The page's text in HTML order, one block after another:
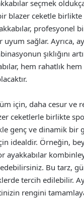
seçmek
blazer ceketle
profesyonel
sağlar. Ayrıca,
şıklığını
hem rahatlık hem
için, daha cesur ve
ceketlerle birlikte
genç ve dinamik bir
idealdir. Örneğin,
ayakkabılar
Bu tarz,
tercih edilebilir.
rengini